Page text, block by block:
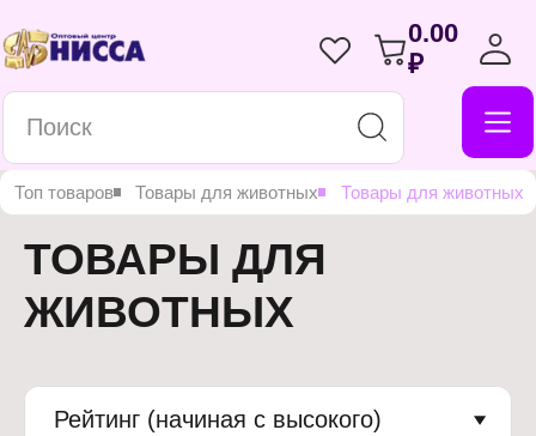
0.00
₽
Топ товаров Товары для животных Товары для животных
ТОВАРЫ ДЛЯ
ЖИВОТНЫХ
Рейтинг (начиная с высокого)